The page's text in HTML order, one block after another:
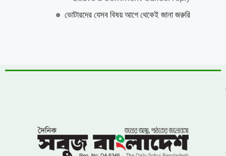
ভোটারদের যেসব বিষয় আগে থেকেই জানা জরুরি